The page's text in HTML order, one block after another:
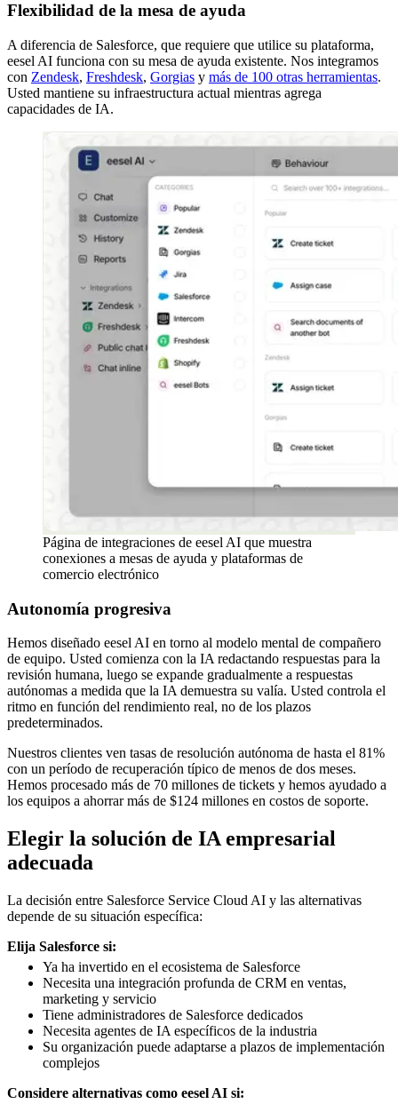
Flexibilidad de la mesa de ayuda
A diferencia de Salesforce, que requiere que utilice su plataforma,
eesel AI funciona con su mesa de ayuda existente. Nos integramos
con Zendesk, Freshdesk, Gorgias y más de 100 otras herramientas.
Usted mantiene su infraestructura actual mientras agrega
capacidades de IA.
Página de integraciones de eesel AI que muestra
conexiones a mesas de ayuda y plataformas de
comercio electrónico
Autonomía progresiva
Hemos diseñado eesel AI en torno al modelo mental de compañero
de equipo. Usted comienza con la IA redactando respuestas para la
revisión humana, luego se expande gradualmente a respuestas
autónomas a medida que la IA demuestra su valía. Usted controla el
ritmo en función del rendimiento real, no de los plazos
predeterminados.
Nuestros clientes ven tasas de resolución autónoma de hasta el 81%
con un período de recuperación típico de menos de dos meses.
Hemos procesado más de 70 millones de tickets y hemos ayudado a
los equipos a ahorrar más de $124 millones en costos de soporte.
Elegir la solución de IA empresarial
adecuada
La decisión entre Salesforce Service Cloud AI y las alternativas
depende de su situación específica:
Elija Salesforce si:
Ya ha invertido en el ecosistema de Salesforce
Necesita una integración profunda de CRM en ventas,
marketing y servicio
Tiene administradores de Salesforce dedicados
Necesita agentes de IA específicos de la industria
Su organización puede adaptarse a plazos de implementación
complejos
Considere alternativas como eesel AI si: